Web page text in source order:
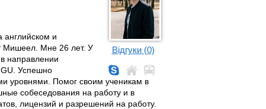
Відгуки (0)
английском и
Мишеел. Мне 26 лет. У
направлении
Успешно
уровнями. Помог своим ученикам в
собеседования на работу и в
лицензий и разрешений на работу.